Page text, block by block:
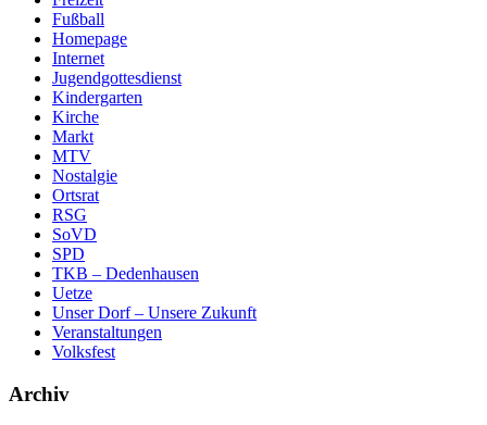
Fußball
Homepage
Internet
Jugendgottesdienst
Kindergarten
Kirche
Markt
MTV
Nostalgie
Ortsrat
RSG
SoVD
SPD
TKB – Dedenhausen
Uetze
Unser Dorf – Unsere Zukunft
Veranstaltungen
Volksfest
Archiv